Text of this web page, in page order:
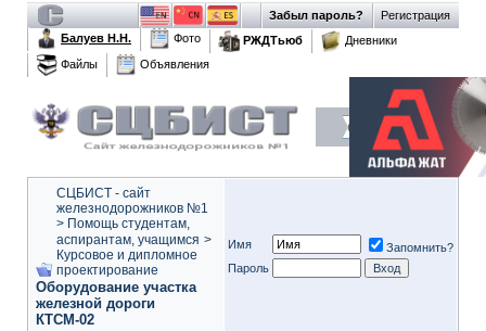
Регистрация
Забыл пароль?
Балуев Н.Н.
Фото РЖДТьюб
Дневники
Файлы
Объявления
СЦБИСТ - сайт
железнодорожников №1
> Помощь студентам,
аспирантам, учащимся >
Курсовое и дипломное
проектирование
Оборудование участка
железной дороги
КТСМ-02
Имя
Запомнить?
Пароль